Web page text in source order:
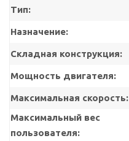
Тип:
Назначение:
Складная конструкция:
Мощность двигателя:
Максимальная скорость:
Максимальный вес
пользователя: